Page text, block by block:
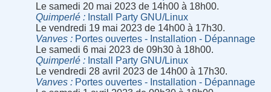
Le samedi 20 mai 2023 de 14h00 à 18h00.
Quimperlé
Install Party GNU/Linux
Le vendredi 19 mai 2023 de 14h00 à 17h30.
Vanves
Portes ouvertes - Installation - Dépannage
Le samedi 6 mai 2023 de 09h30 à 18h00.
Quimperlé
Install Party GNU/Linux
Le vendredi 28 avril 2023 de 14h00 à 17h30.
Vanves
Portes ouvertes - Installation - Dépannage